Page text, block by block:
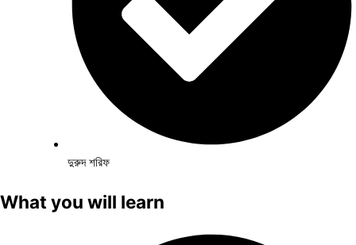
দুরুদ শরিফ
What you will learn